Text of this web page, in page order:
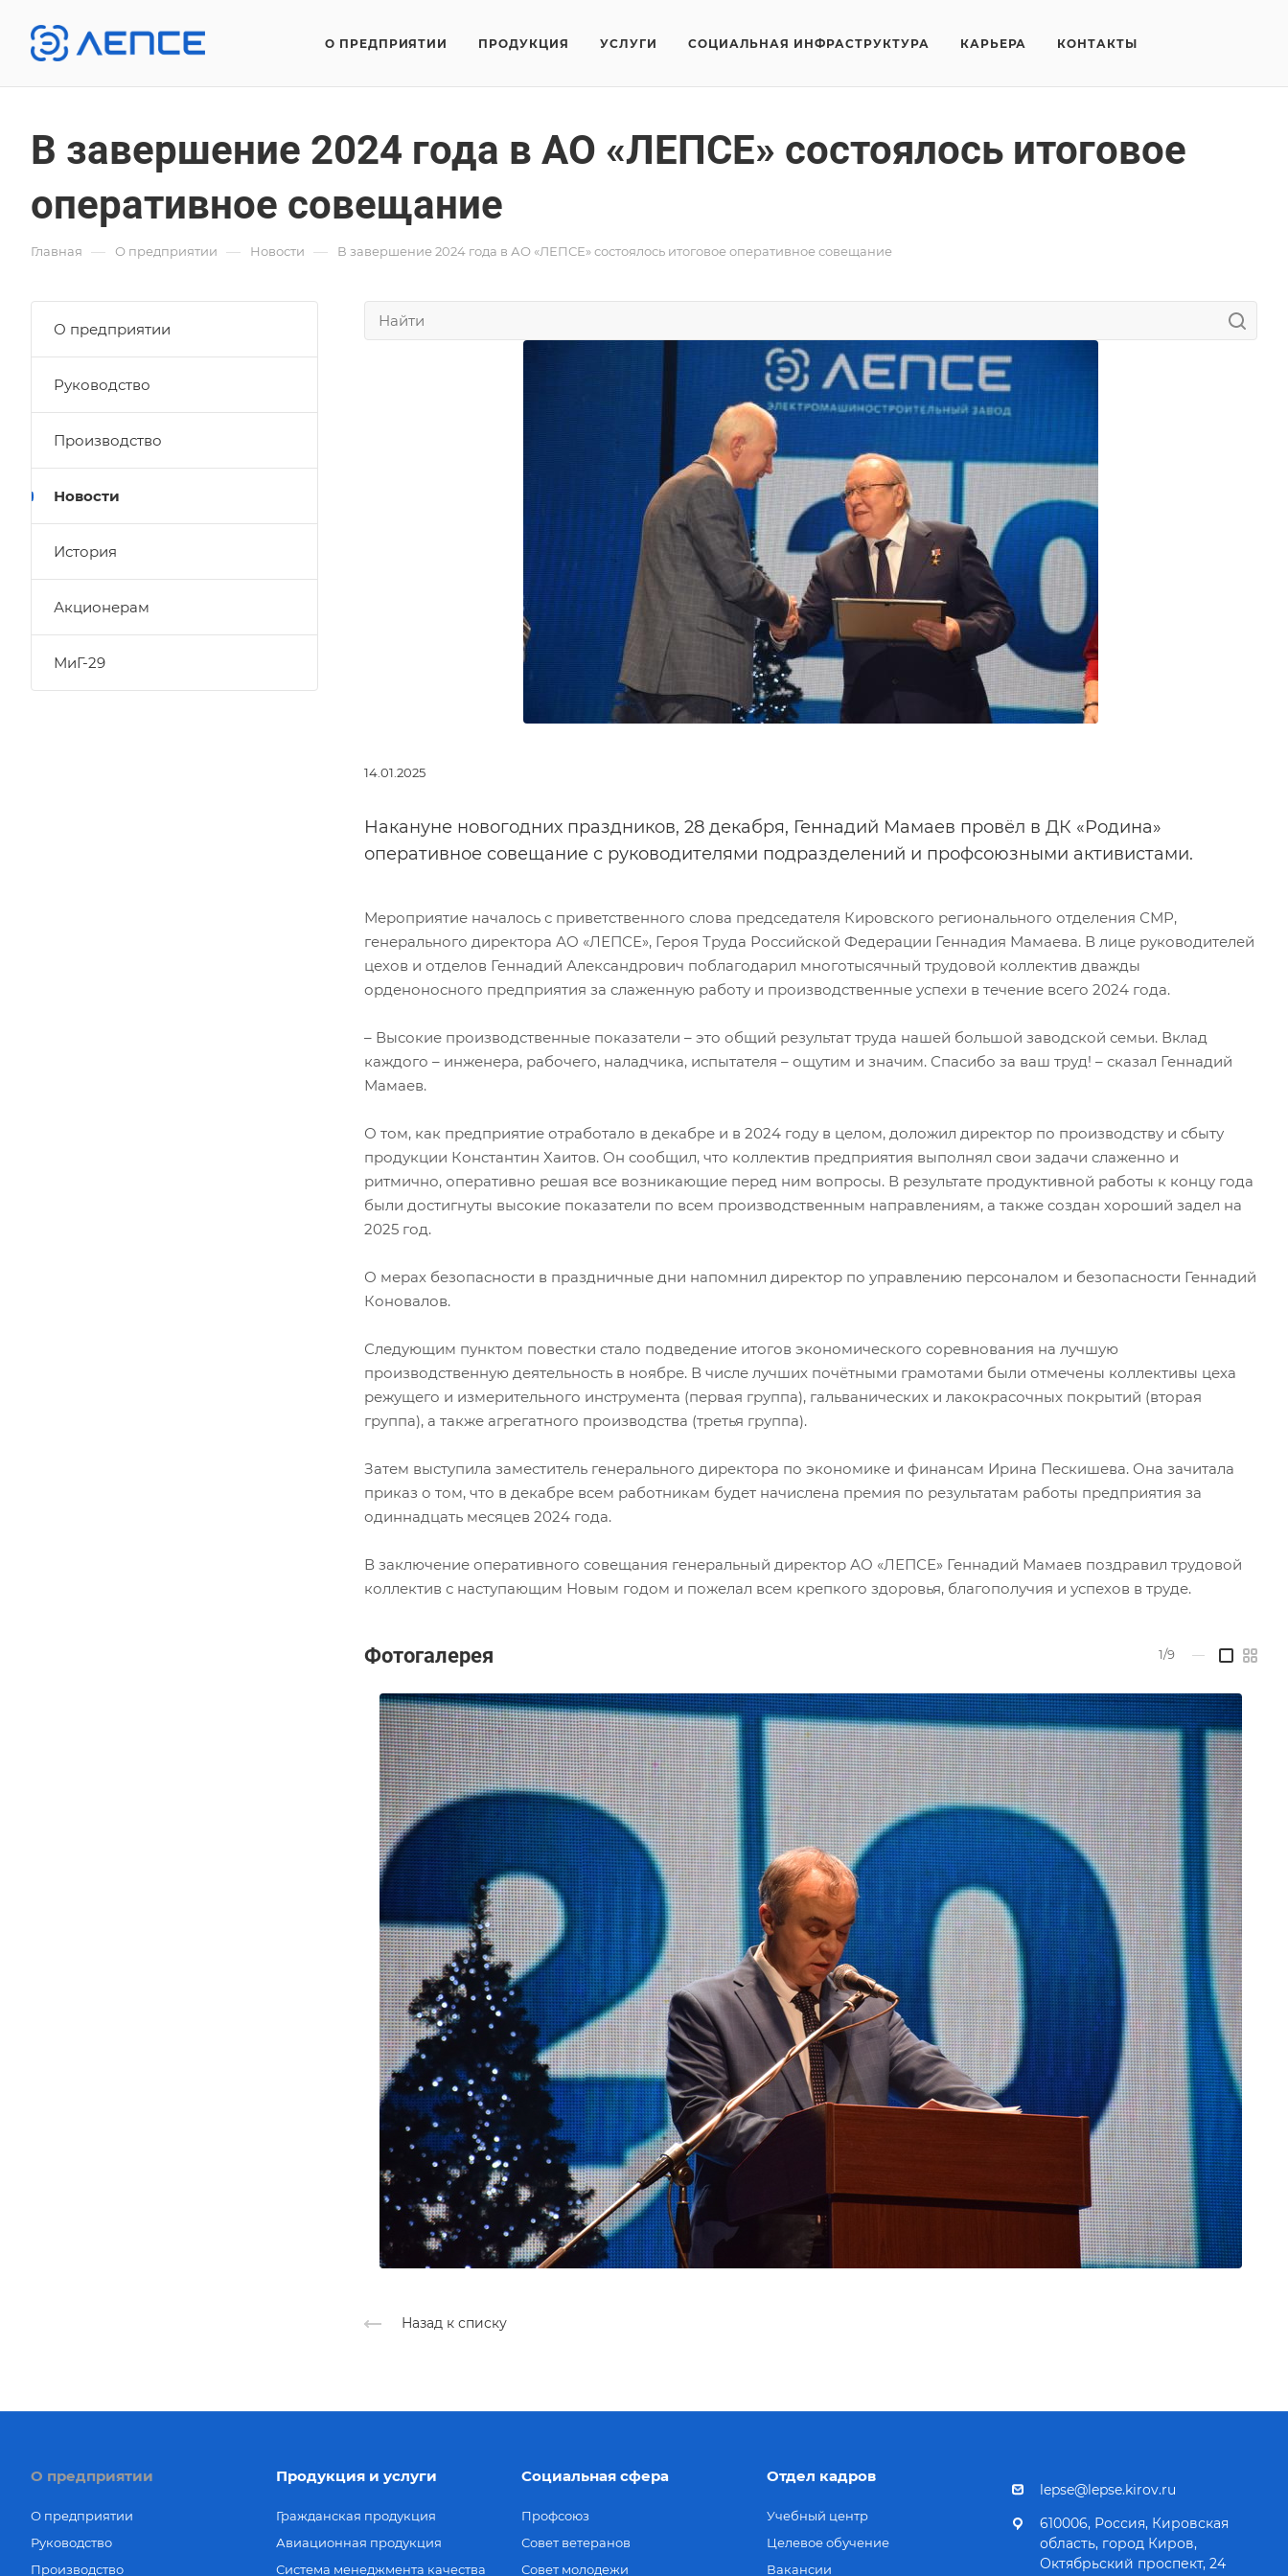
О ПРЕДПРИЯТИИ ПРОДУКЦИЯ УСЛУГИ СОЦИАЛЬНАЯ ИНФРАСТРУКТУРА КАРЬЕРА КОНТАКТЫ
В завершение 2024 года в АО «ЛЕПСЕ» состоялось итоговое
оперативное совещание
Главная — О предприятии — Новости — В завершение 2024 года в АО «ЛЕПСЕ» состоялось итоговое оперативное совещание
14.01.2025
Накануне новогодних праздников, 28 декабря, Геннадий Мамаев провёл в ДК «Родина»
оперативное совещание с руководителями подразделений и профсоюзными активистами.
Мероприятие началось с приветственного слова председателя Кировского регионального отделения СМР,
генерального директора АО «ЛЕПСЕ», Героя Труда Российской Федерации Геннадия Мамаева. В лице руководителей
цехов и отделов Геннадий Александрович поблагодарил многотысячный трудовой коллектив дважды
орденоносного предприятия за слаженную работу и производственные успехи в течение всего 2024 года.
– Высокие производственные показатели – это общий результат труда нашей большой заводской семьи. Вклад
каждого – инженера, рабочего, наладчика, испытателя – ощутим и значим. Спасибо за ваш труд! – сказал Геннадий
Мамаев.
О том, как предприятие отработало в декабре и в 2024 году в целом, доложил директор по производству и сбыту
продукции Константин Хаитов. Он сообщил, что коллектив предприятия выполнял свои задачи слаженно и
ритмично, оперативно решая все возникающие перед ним вопросы. В результате продуктивной работы к концу года
были достигнуты высокие показатели по всем производственным направлениям, а также создан хороший задел на
2025 год.
О мерах безопасности в праздничные дни напомнил директор по управлению персоналом и безопасности Геннадий
Коновалов.
Следующим пунктом повестки стало подведение итогов экономического соревнования на лучшую
производственную деятельность в ноябре. В числе лучших почётными грамотами были отмечены коллективы цеха
режущего и измерительного инструмента (первая группа), гальванических и лакокрасочных покрытий (вторая
группа), а также агрегатного производства (третья группа).
Затем выступила заместитель генерального директора по экономике и финансам Ирина Пескишева. Она зачитала
приказ о том, что в декабре всем работникам будет начислена премия по результатам работы предприятия за
одиннадцать месяцев 2024 года.
В заключение оперативного совещания генеральный директор АО «ЛЕПСЕ» Геннадий Мамаев поздравил трудовой
коллектив с наступающим Новым годом и пожелал всем крепкого здоровья, благополучия и успехов в труде.
Фотогалерея 1/9 —
Назад к списку
О предприятии
Руководство
Производство
Новости
История
Акционерам
МиГ-29
О предприятии
О предприятии
Руководство
Производство
Продукция и услуги
Гражданская продукция
Авиационная продукция
Система менеджмента качества
Социальная сфера
Профсоюз
Совет ветеранов
Совет молодежи
Отдел кадров
Учебный центр
Целевое обучение
Вакансии
lepse@lepse.kirov.ru
610006, Россия, Кировская
область, город Киров,
Октябрьский проспект, 24